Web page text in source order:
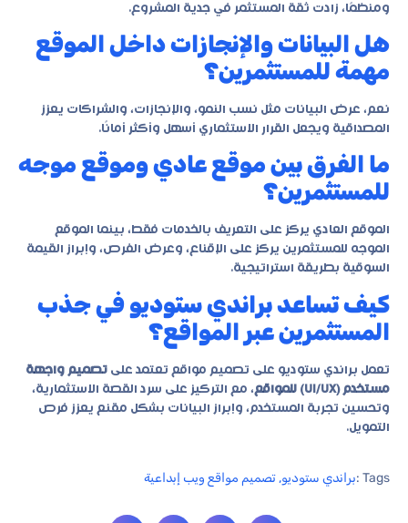
ومنظمًا، زادت ثقة المستثمر في جدية المشروع.
هل البيانات والإنجازات داخل الموقع
مهمة للمستثمرين؟
نعم، عرض البيانات مثل نسب النمو، والإنجازات، والشراكات يعزز
المصداقية ويجعل القرار الاستثماري أسهل وأكثر أمانًا.
ما الفرق بين موقع عادي وموقع موجه
للمستثمرين؟
الموقع العادي يركز على التعريف بالخدمات فقط، بينما الموقع
الموجه للمستثمرين يركز على الإقناع، وعرض الفرص، وإبراز القيمة
السوقية بطريقة استراتيجية.
كيف تساعد براندي ستوديو في جذب
المستثمرين عبر المواقع؟
تعمل براندي ستوديو على تصميم مواقع تعتمد على تصميم واجهة
مستخدم (UI/UX) للمواقع
، مع التركيز على سرد القصة الاستثمارية،
وتحسين تجربة المستخدم، وإبراز البيانات بشكل مقنع يعزز فرص
التمويل.
Tags : براندي ستوديو, تصميم مواقع ويب إبداعية